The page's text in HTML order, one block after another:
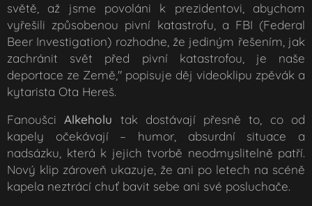
světě, až jsme povoláni k prezidentovi, abychom
vyřešili způsobenou pivní katastrofu, a FBI (Federal
Beer Investigation) rozhodne, že jediným řešením, jak
zachránit svět před pivní katastrofou, je naše
deportace ze Země," popisuje děj videoklipu zpěvák a
kytarista Ota Hereš.
FanoušciAlkeholu tak dostávají přesně to, co od
kapely očekávají – humor, absurdní situace a
nadsázku, která k jejich tvorbě neodmyslitelně patří.
Nový klip zároveň ukazuje, že ani po letech na scéně
kapela neztrácí chuť bavit sebe ani své posluchače.